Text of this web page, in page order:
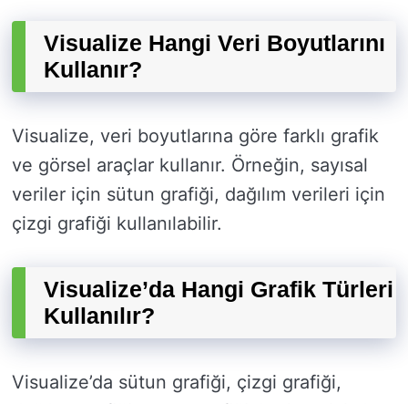
Visualize Hangi Veri Boyutlarını
Kullanır?
Visualize, veri boyutlarına göre farklı grafik
ve görsel araçlar kullanır. Örneğin, sayısal
veriler için sütun grafiği, dağılım verileri için
çizgi grafiği kullanılabilir.
Visualize’da Hangi Grafik Türleri
Kullanılır?
Visualize’da sütun grafiği, çizgi grafiği,